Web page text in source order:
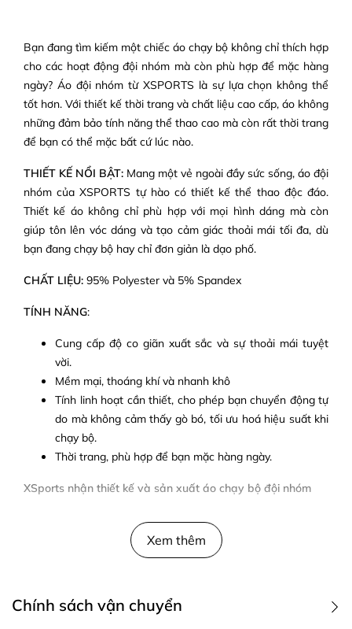
Bạn đang tìm kiếm một chiếc áo chạy bộ không chỉ thích hợp
cho các hoạt động đội nhóm mà còn phù hợp để mặc hàng
ngày? Áo đội nhóm từ XSPORTS là sự lựa chọn không thể
tốt hơn. Với thiết kế thời trang và chất liệu cao cấp, áo không
những đảm bảo tính năng thể thao cao mà còn rất thời trang
để bạn có thể mặc bất cứ lúc nào.
THIẾT KẾ NỔI BẬT: Mang một vẻ ngoài đầy sức sống, áo đội
nhóm của XSPORTS tự hào có thiết kế thể thao độc đáo.
Thiết kế áo không chỉ phù hợp với mọi hình dáng mà còn
giúp tôn lên vóc dáng và tạo cảm giác thoải mái tối đa, dù
bạn đang chạy bộ hay chỉ đơn giản là dạo phố.
CHẤT LIỆU: 95% Polyester và 5% Spandex
TÍNH NĂNG:
Cung cấp độ co giãn xuất sắc và sự thoải mái tuyệt
vời.
Mềm mại, thoáng khí và nhanh khô
Tính linh hoạt cần thiết, cho phép bạn chuyển động tự
do mà không cảm thấy gò bó, tối ưu hoá hiệu suất khi
chạy bộ.
Thời trang, phù hợp để bạn mặc hàng ngày.
XSports nhận thiết kế và sản xuất áo chạy bộ đội nhóm
Xem thêm
Chính sách vận chuyển